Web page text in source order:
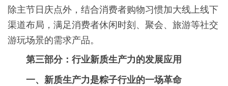
除主节日庆点外，结合消费者购物习惯加大线上线下
渠道布局，满足消费者休闲时刻、聚会、旅游等社交
游玩场景的需求产品。
第三部分：行业新质生产力的发展应用
一、新质生产力是粽子行业的一场革命